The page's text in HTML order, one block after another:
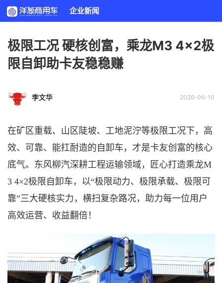
企业新闻
极限工况 硬核创富，乘龙M3 4×2极
限自卸助卡友稳稳赚
2026-06-10
李文华
在矿区重载、山区陡坡、工地泥泞等极限工况下，高
效、可靠、能扛耐造的自卸车，才是卡友创富的核心
底气。东风柳汽深耕工程运输领域，匠心打造乘龙M
3 4×2极限自卸车，以“极限动力、极限承载、极限可
靠”三大硬核实力，横扫复杂路况，助力每一位用户
高效运营、收益翻倍！